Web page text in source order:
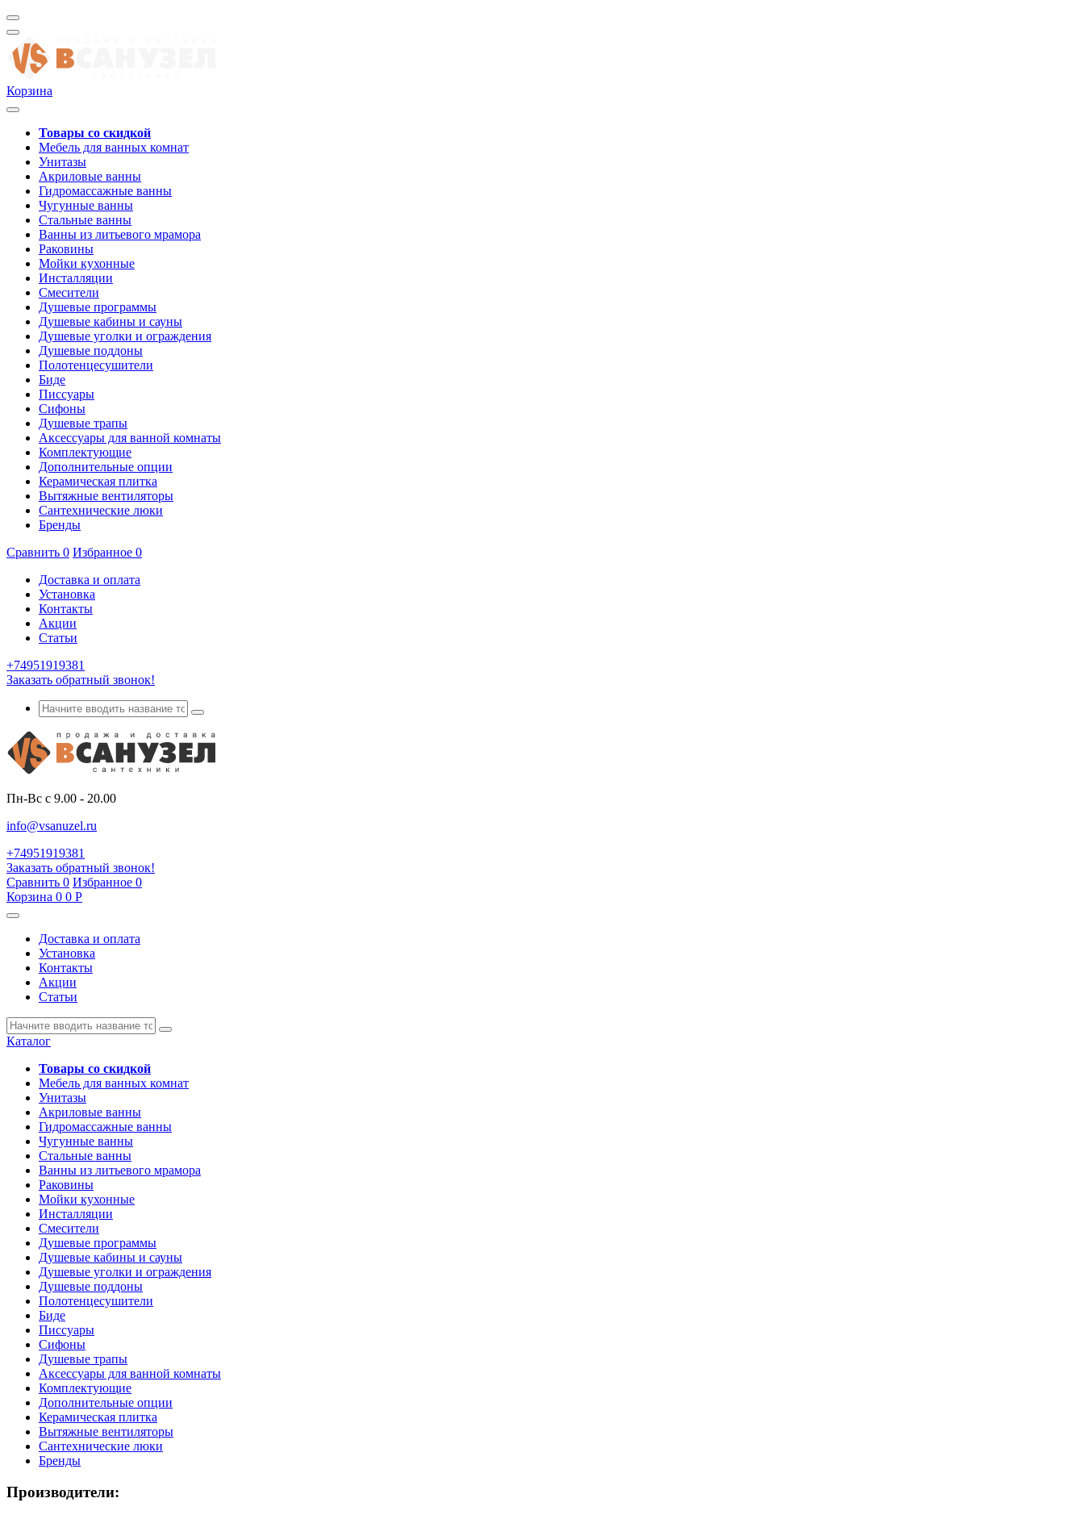
Корзина
Товары со скидкой
Мебель для ванных комнат
Унитазы
Акриловые ванны
Гидромассажные ванны
Чугунные ванны
Стальные ванны
Ванны из литьевого мрамора
Раковины
Мойки кухонные
Инсталляции
Смесители
Душевые программы
Душевые кабины и сауны
Душевые уголки и ограждения
Душевые поддоны
Полотенцесушители
Биде
Писсуары
Сифоны
Душевые трапы
Аксессуары для ванной комнаты
Комплектующие
Дополнительные опции
Керамическая плитка
Вытяжные вентиляторы
Сантехнические люки
Бренды
Сравнить 0 Избранное 0
Доставка и оплата
Установка
Контакты
Акции
Статьи
+74951919381
Заказать обратный звонок!
Пн-Вс с 9.00 - 20.00
info@vsanuzel.ru
+74951919381
Заказать обратный звонок!
Сравнить 0 Избранное 0
Корзина 0 0 Р
Доставка и оплата
Установка
Контакты
Акции
Статьи
Каталог
Товары со скидкой
Мебель для ванных комнат
Унитазы
Акриловые ванны
Гидромассажные ванны
Чугунные ванны
Стальные ванны
Ванны из литьевого мрамора
Раковины
Мойки кухонные
Инсталляции
Смесители
Душевые программы
Душевые кабины и сауны
Душевые уголки и ограждения
Душевые поддоны
Полотенцесушители
Биде
Писсуары
Сифоны
Душевые трапы
Аксессуары для ванной комнаты
Комплектующие
Дополнительные опции
Керамическая плитка
Вытяжные вентиляторы
Сантехнические люки
Бренды
Производители: